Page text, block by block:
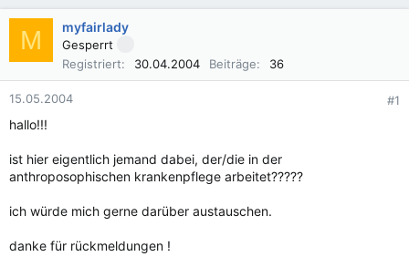
e
l
e
l
l
M myfairlady
Gesperrt
Registriert
30.04.2004 Beiträge 36
15.05.2004 #1
hallo!!!
ist hier eigentlich jemand dabei, der/die in der
anthroposophischen krankenpflege arbeitet?????
ich würde mich gerne darüber austauschen.
danke für rückmeldungen !